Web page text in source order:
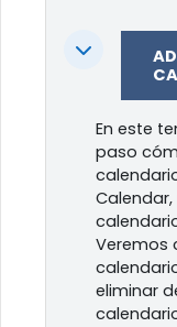
Colapsar
En este
paso
Veremos
eliminar